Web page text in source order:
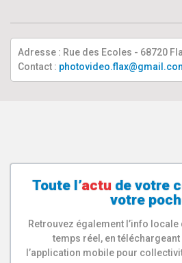
Adresse : Rue des Ecoles - 68720
Contact :
Toute l’actu de votre
votre
Retrouvez également l’info
temps réel, en téléchargeant
l’application mobile pour